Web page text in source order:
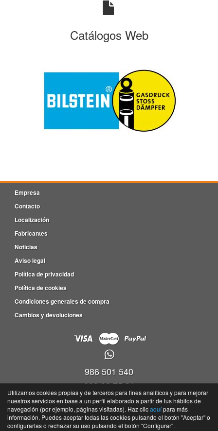
Catálogos Web
Empresa
Contacto
Localización
Fabricantes
Noticias
Aviso legal
Política de privacidad
Política de cookies
Condiciones generales de compra
Cambios y devoluciones
986 501 540
609 83 75 31
Viveiro empresas Barro, P.I. Barro Parc. 4-5, Nave 9, Oficina 17,36692 -
Portela(Barro) - Pontevedra
©Tayser- 2026 -Tienda online de recambios de Gira
Utilizamos cookies propias y de terceros para fines analíticos y para mejorar
nuestros servicios en base a un perfil elaborado a partir de tus hábitos de
navegación (por ejemplo, páginas visitadas). Haz clicaquípara más
información. Puedes aceptar todas las cookies pulsando el botón "Aceptar" o
configurarlas o rechazar su uso pulsando el botón "Configurar".